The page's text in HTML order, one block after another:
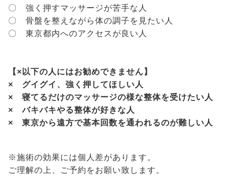
〇 強く押すマッサージが苦手な人
〇 骨盤を整えながら体の調子を見たい人
〇 東京都内へのアクセスが良い人
【×以下の人にはお勧めできません】
× グイグイ、強く押してほしい人
× 寝てるだけのマッサージの様な整体を受けたい人
× バキバキやる整体が好きな人
× 東京から遠方で基本回数を通われるのが難しい人
※施術の効果には個人差があります。
ご理解の上、ご予約をお願い致します。